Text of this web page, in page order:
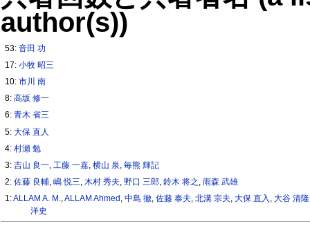
author(s))
53:音田 功
17:小牧 昭三
10:市川 南
8:高坂 修一
6:青木 省三
5:大保 直人
4:村瀬 勉
3:吉山 良一 工藤 一嘉 ,横山 泉 ,毎熊 輝記
2:佐藤 良輔 ,嶋 悦三 木村 秀夫 ,野口 三郎 ,鈴木 将之 ,雨森 武雄
1:ALLAM A. M. ,ALLAM Ahmed ,中島 徹 ,佐藤 泰夫 ,北溝 宗夫 ,大保 直入 ,大谷 清隆
洋史